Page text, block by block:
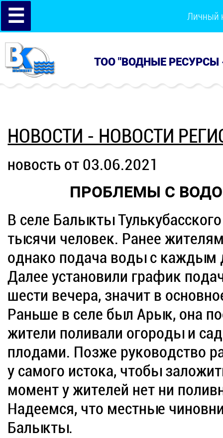
☰ Личный
ТОО "ВОДНЫЕ РЕСУРСЫ
НОВОСТИ - НОВОСТИ
новость от 03.06.2021
ПРОБЛЕМЫ С
В селе Балыкты
тысячи человек. Ранее
однако подача воды с каждым
Далее установили график
шести вечера, значит в
Раньше в селе был Арык, она
жители поливали огороды и
плодами. Позже руководство
у самого истока, чтобы
момент у жителей нет ни
Надеемся, что местные
Балыкты.